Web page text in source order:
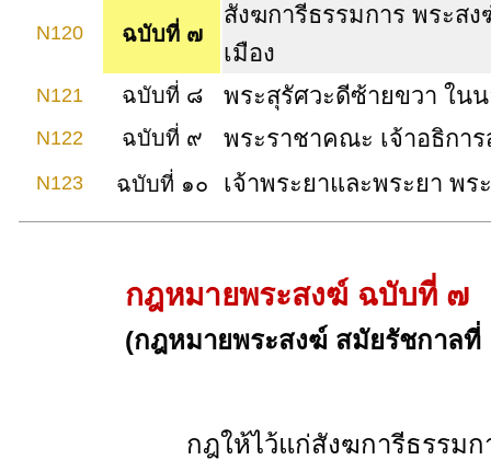
N120 ฉบับที่ ๗
สังฆการีธรรมการ พระส
เมือง
N121 ฉบับที่ ๘ พระสุรัศวะดีซ้ายขวา ใน
N122 ฉบับที่ ๙ พระราชาคณะ เจ้าอธิกา
N123 ฉบับที่ ๑๐ เจ้าพระยาและพระยา พ
กฎหมายพระสงฆ์ ฉบับที่ ๗
(กฎหมายพระสงฆ์ สมัยรัชกาล
กฎให้ไว้แก่สังฆการีธรรม